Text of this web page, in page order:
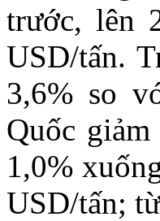
trước, lên
USD/tấn.
3,6% so
Quốc
1,0%
USD/tấn;